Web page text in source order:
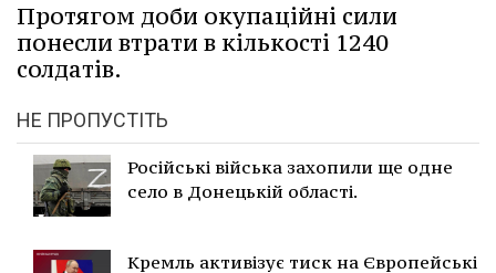
Протягом доби окупаційні сили
понесли втрати в кількості 1240
солдатів.
НЕ ПРОПУСТІТЬ
Російські війська захопили ще одне
село в Донецькій області.
Кремль активізує тиск на Європейські